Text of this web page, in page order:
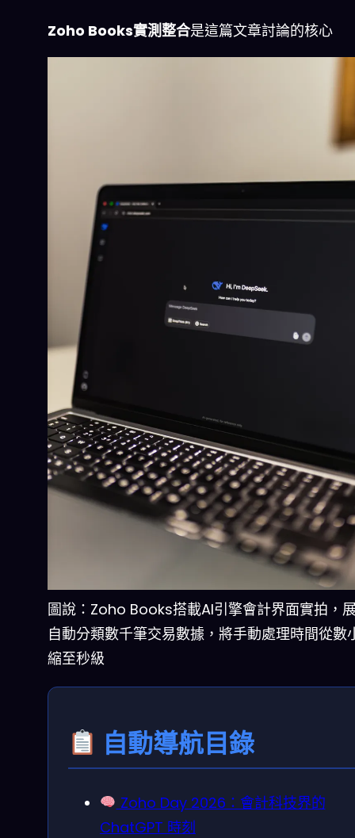
Zoho Books實測整合是這篇文章討論的核心
圖說：Zoho Books搭載AI引擎會計界面實拍，
自動分類數千筆交易數據，將手動處理時間從數
縮至秒級
自動導航目錄
Zoho Day 2026：會計科技界的
ChatGPT 時刻